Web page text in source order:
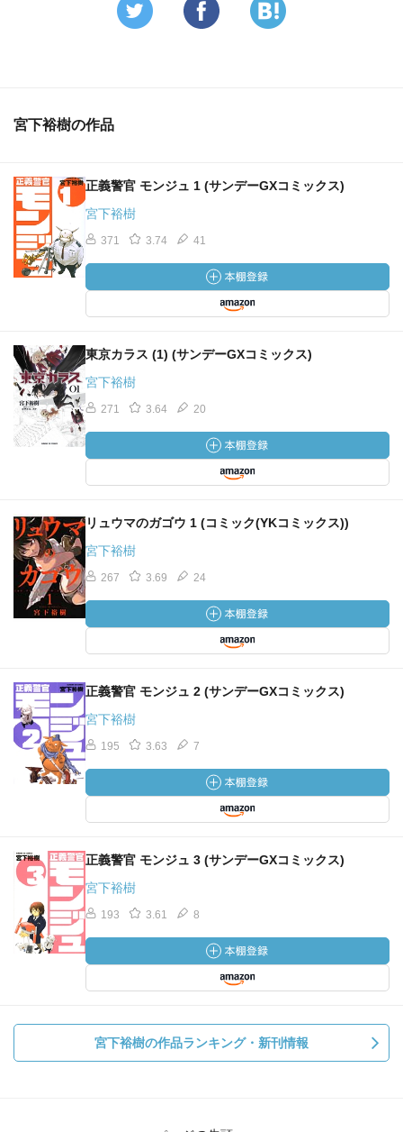
宮下裕樹の作品
正義警官 モンジュ 1 (サンデーGXコミックス)
宮下裕樹
371 3.74 41
東京カラス (1) (サンデーGXコミックス)
宮下裕樹
271 3.64 20
リュウマのガゴウ 1 (コミック(YKコミックス))
宮下裕樹
267 3.69 24
正義警官 モンジュ 2 (サンデーGXコミックス)
宮下裕樹
195 3.63 7
正義警官 モンジュ 3 (サンデーGXコミックス)
宮下裕樹
193 3.61 8
宮下裕樹の作品ランキング・新刊情報